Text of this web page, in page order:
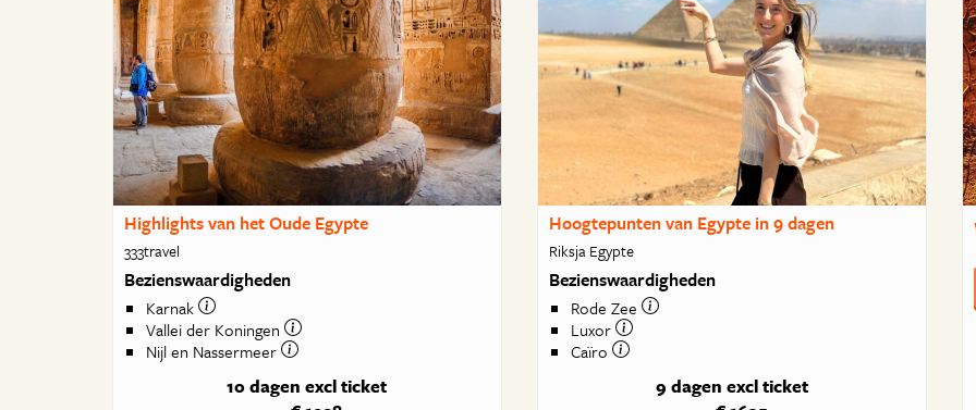
Highlights van het Oude Egypte
333travel
Bezienswaardigheden
Karnak
Vallei der Koningen
Nijl en Nassermeer
10 dagen excl ticket
Hoogtepunten van Egypte in 9 dagen
Riksja Egypte
Bezienswaardigheden
Rode Zee
Luxor
Caïro
9 dagen excl ticket